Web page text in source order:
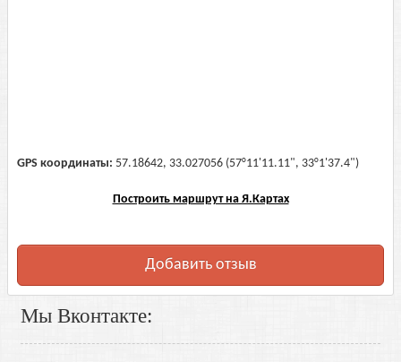
GPS координаты: 57.18642, 33.027056 (57°11'11.11", 33°1'37.4")
Построить маршрут на Я.Картах
Добавить отзыв
Мы Вконтакте: